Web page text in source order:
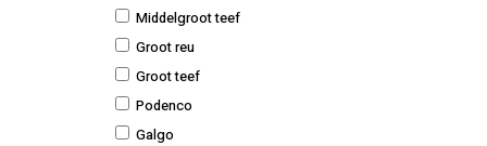
Middelgroot teef
Groot reu
Groot teef
Podenco
Galgo